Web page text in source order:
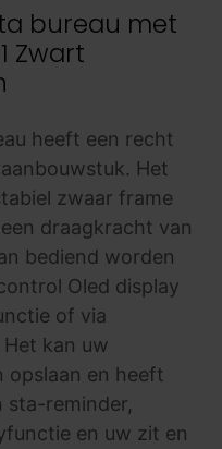
bureau met
Zwart
heeft een recht
Het
zwaar frame
draagkracht van
bediend worden
Oled display
of via
kan uw
opslaan en heeft
sta-reminder,
en uw zit en